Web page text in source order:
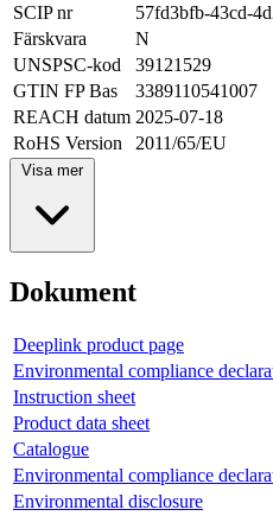
SCIP nr
57fd3bfb-43cd-
Färskvara
N
UNSPSC-kod
39121529
GTIN FP Bas
3389110541007
REACH datum 2025-07-18
RoHS Version
2011/65/EU
Visa mer
Dokument
Deeplink product page
Environmental compliance
Instruction sheet
Product data sheet
Catalogue
Environmental compliance
Environmental disclosure